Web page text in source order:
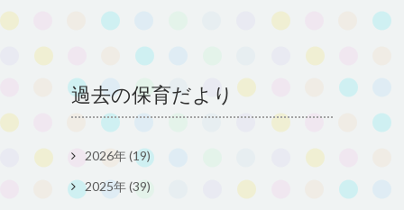
過去の保育だより
2026年 (19)
2025年 (39)